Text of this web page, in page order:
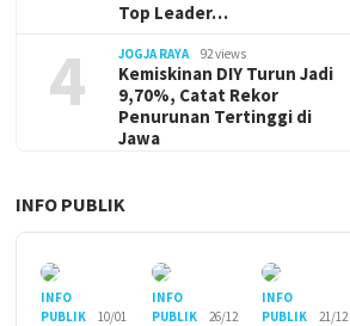
Top Leader…
4 JOGJA RAYA 92 views
Kemiskinan DIY Turun Jadi
9,70%, Catat Rekor
Penurunan Tertinggi di
Jawa
INFO PUBLIK
INFO
PUBLIK
10/01
INFO
PUBLIK
26/12
INFO
PUBLIK
21/12